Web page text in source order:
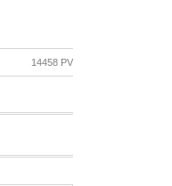
14458 PV